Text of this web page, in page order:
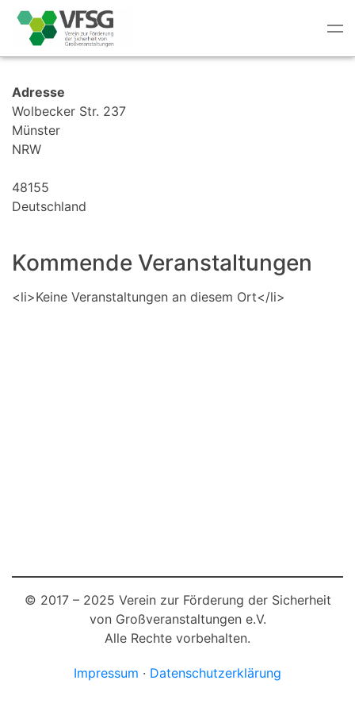
Adresse
Wolbecker Str. 237
Münster
NRW
48155
Deutschland
Kommende Veranstaltungen
<li>Keine Veranstaltungen an diesem Ort</li>
© 2017 – 2025 Verein zur Förderung der Sicherheit
von Großveranstaltungen e.V.
Alle Rechte vorbehalten.
Impressum · Datenschutzerklärung